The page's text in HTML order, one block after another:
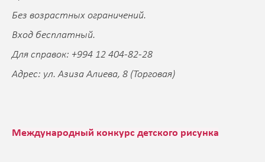
Без возрастных ограничений.
Вход бесплатный.
Для справок: +994 12 404-82-28
Адрес: ул. Азиза Алиева, 8 (Торговая)
Международный конкурс детского рисунка